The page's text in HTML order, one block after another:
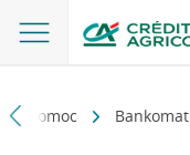
i pomoc Bankomat